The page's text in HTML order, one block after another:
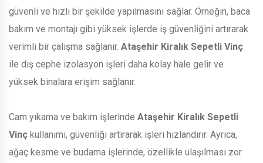
güvenli ve hızlı bir şekilde yapılmasını sağlar. Örneğin, baca
bakım ve montajı gibi yüksek işlerde iş güvenliğini artırarak
verimli bir çalışma sağlanır. Ataşehir Kiralık Sepetli Vinç
ile dış cephe izolasyon işleri daha kolay hale gelir ve
yüksek binalara erişim sağlanır.
Cam yıkama ve bakım işlerinde Ataşehir Kiralık Sepetli
Vinç kullanımı, güvenliği artırarak işleri hızlandırır. Ayrıca,
ağaç kesme ve budama işlerinde, özellikle ulaşılması zor